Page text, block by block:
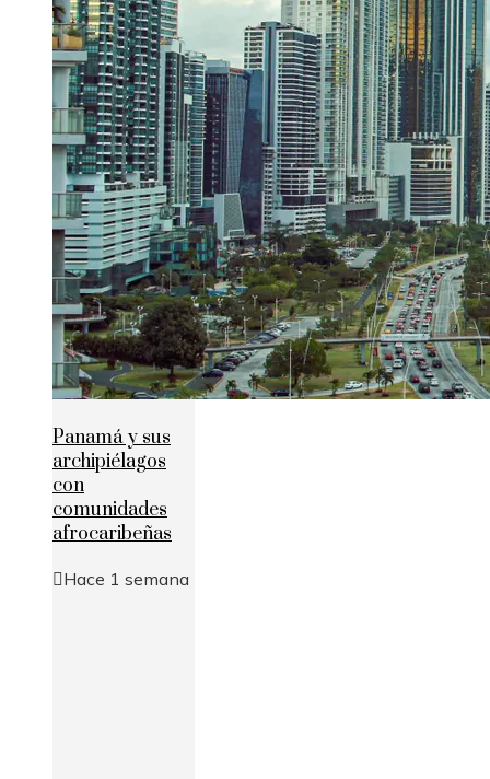
Panamá y sus
archipiélagos
con
comunidades
afrocaribeñas
Hace 1 semana